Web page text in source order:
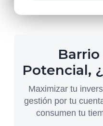
Potencial,
Maximizar tu
gestión por tu
consumen tu